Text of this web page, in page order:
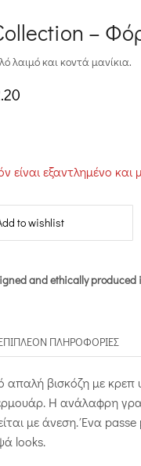
–
λαιμό και κοντά μανίκια.
είναι:
είναι εξαντλημένο
to wishlist
and ethically produced
ΠΛΗΡΟΦΟΡΊΕΣ
βισκόζη με κρεπ
Η ανάλαφρη
με άνεση. Ένα
looks.